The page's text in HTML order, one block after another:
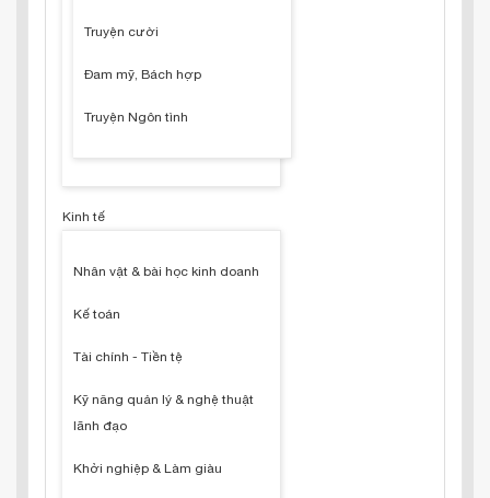
Truyện cười
Đam mỹ, Bách hợp
Truyện Ngôn tình
Kinh tế
Nhân vật & bài học kinh doanh
Kế toán
Tài chính - Tiền tệ
Kỹ năng quản lý & nghệ thuật
lãnh đạo
Khởi nghiệp & Làm giàu